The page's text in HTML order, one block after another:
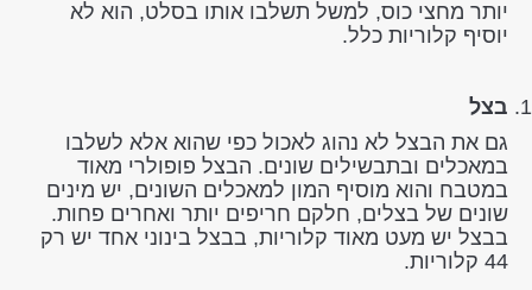
יותר מחצי כוס, למשל תשלבו אותו בסלט, הוא לא
יוסיף קלוריות כלל.
בצל
גם את הבצל לא נהוג לאכול כפי שהוא אלא לשלבו
במאכלים ובתבשילים שונים. הבצל פופולרי מאוד
במטבח והוא מוסיף המון למאכלים השונים, יש מינים
שונים של בצלים, חלקם חריפים יותר ואחרים פחות.
בבצל יש מעט מאוד קלוריות, בבצל בינוני אחד יש רק
44 קלוריות.